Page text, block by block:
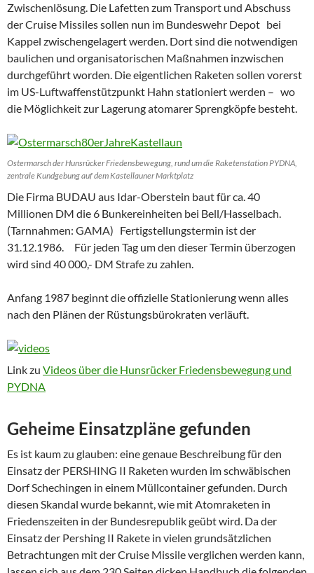
Zwischenlösung. Die Lafetten zum Transport und Abschuss
der Cruise Missiles sollen nun im Bundeswehr Depot bei
Kappel zwischengelagert werden. Dort sind die notwendigen
baulichen und organisatorischen Maßnahmen inzwischen
durchgeführt worden. Die eigentlichen Raketen sollen vorerst
im US-Luftwaffenstützpunkt Hahn stationiert werden – wo
die Möglichkeit zur Lagerung atomarer Sprengköpfe besteht.
Ostermarsch der Hunsrücker Friedensbewegung, rund um die Raketenstation PYDNA,
zentrale Kundgebung auf dem Kastellauner Marktplatz
Die Firma BUDAU aus Idar-Oberstein baut für ca. 40
Millionen DM die 6 Bunkereinheiten bei Bell/Hasselbach.
(Tarnnahmen: GAMA) Fertigstellungstermin ist der
31.12.1986. Für jeden Tag um den dieser Termin überzogen
wird sind 40 000,- DM Strafe zu zahlen.
Anfang 1987 beginnt die offizielle Stationierung wenn alles
nach den Plänen der Rüstungsbürokraten verläuft.
Link zu Videos über die Hunsrücker Friedensbewegung und
PYDNA
Geheime Einsatzpläne gefunden
Es ist kaum zu glauben: eine genaue Beschreibung für den
Einsatz der PERSHING II Raketen wurden im schwäbischen
Dorf Schechingen in einem Müllcontainer gefunden. Durch
diesen Skandal wurde bekannt, wie mit Atomraketen in
Friedenszeiten in der Bundesrepublik geübt wird. Da der
Einsatz der Pershing II Rakete in vielen grundsätzlichen
Betrachtungen mit der Cruise Missile verglichen werden kann,